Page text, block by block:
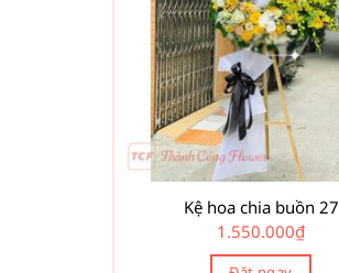
Kệ hoa chia buồn 27
1.550.000₫